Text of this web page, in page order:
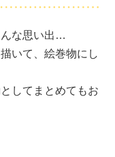
んな思い出…
いて、絵巻物にし
してまとめてもお